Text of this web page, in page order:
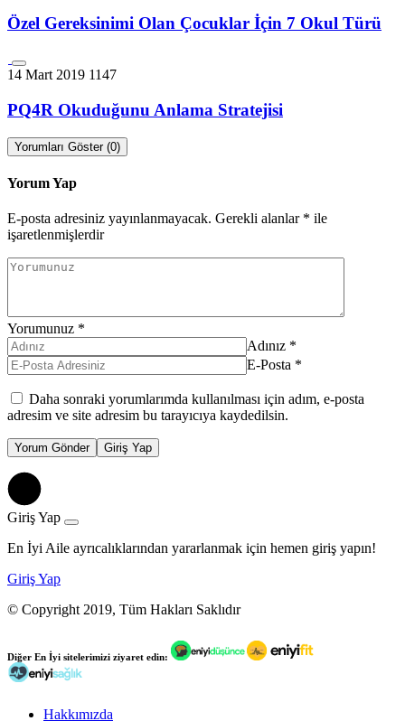
Özel Gereksinimi Olan Çocuklar İçin 7 Okul Türü
14 Mart 2019 1147
PQ4R Okuduğunu Anlama Stratejisi
Yorumları Göster (0)
Yorum Yap
E-posta adresiniz yayınlanmayacak. Gerekli alanlar * ile
işaretlenmişlerdir
Yorumunuz *
Adınız *
E-Posta *
Daha sonraki yorumlarımda kullanılması için adım, e-posta
adresim ve site adresim bu tarayıcıya kaydedilsin.
Yorum Gönder Giriş Yap
Giriş Yap
En İyi Aile ayrıcalıklarından yararlanmak için hemen giriş yapın!
Giriş Yap
© Copyright 2019, Tüm Hakları Saklıdır
Diğer En İyi sitelerimizi ziyaret edin:
Hakkımızda